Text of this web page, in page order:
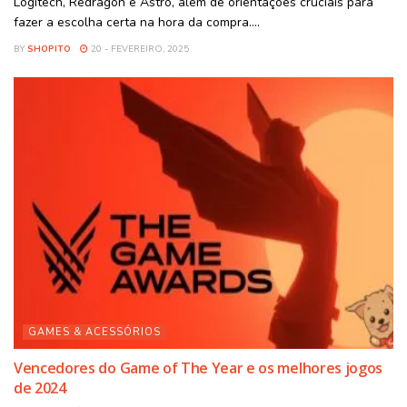
fazer a escolha certa na hora da compra....
BY SHOPITO 20 - FEVEREIRO, 2025
GAMES & ACESSÓRIOS
Vencedores do Game of The Year e os melhores jogos
de 2024